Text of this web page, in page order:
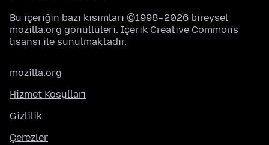
Bu içeriğin bazı kısımları ©1998–2026 bireysel
mozilla.org gönüllüleri. İçerik Creative Commons
lisansı ile sunulmaktadır.
mozilla.org
Hizmet Koşulları
Gizlilik
Çerezler